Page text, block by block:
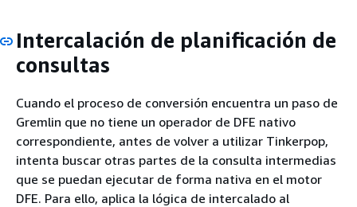
Intercalación de planificación de
consultas
Cuando el proceso de conversión encuentra un paso de
Gremlin que no tiene un operador de DFE nativo
correspondiente, antes de volver a utilizar Tinkerpop,
intenta buscar otras partes de la consulta intermedias
que se puedan ejecutar de forma nativa en el motor
DFE. Para ello, aplica la lógica de intercalado al